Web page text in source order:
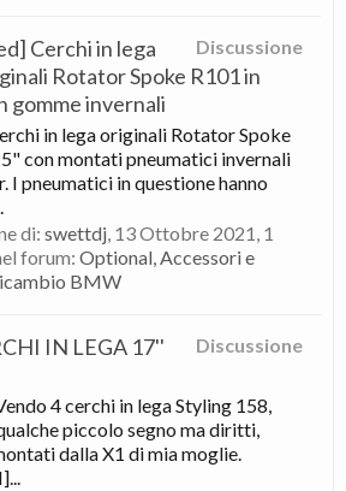
Discussione
Cerchi in lega
Rotator Spoke R101 in
gomme invernali
in lega originali Rotator Spoke
con montati pneumatici invernali
I pneumatici in questione hanno
di: swettdj, 13 Ottobre 2021, 1
forum: Optional, Accessori e
BMW
Discussione
IN LEGA 17''
4 cerchi in lega Styling 158,
piccolo segno ma diritti,
dalla X1 di mia moglie.